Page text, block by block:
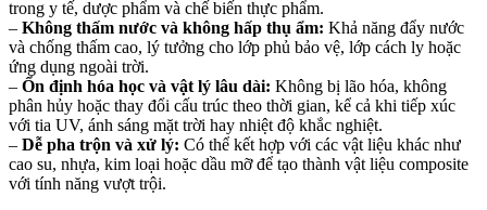
trong y tế, dược phẩm và chế biến thực phẩm.
– Không thấm nước và không hấp thụ ẩm: Khả năng đẩy nước
và chống thấm cao, lý tưởng cho lớp phủ bảo vệ, lớp cách ly hoặc
ứng dụng ngoài trời.
– Ổn định hóa học và vật lý lâu dài: Không bị lão hóa, không
phân hủy hoặc thay đổi cấu trúc theo thời gian, kể cả khi tiếp xúc
với tia UV, ánh sáng mặt trời hay nhiệt độ khắc nghiệt.
– Dễ pha trộn và xử lý: Có thể kết hợp với các vật liệu khác như
cao su, nhựa, kim loại hoặc dầu mỡ để tạo thành vật liệu composite
với tính năng vượt trội.